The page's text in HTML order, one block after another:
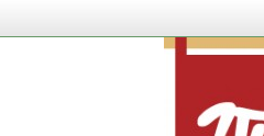
孤
千葉市を